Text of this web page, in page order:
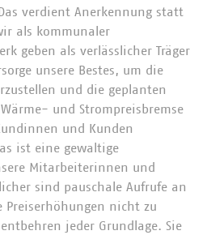
verdient Anerkennung statt
als kommunaler
geben als verlässlicher Träger
unsere Bestes, um die
und die geplanten
und Strompreisbremse
und Kunden
ist eine gewaltige
Mitarbeiterinnen und
sind pauschale Aufrufe an
Preiserhöhungen nicht zu
jeder Grundlage. Sie